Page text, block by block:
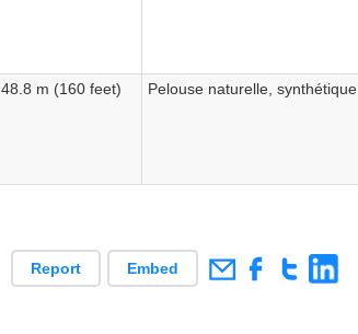
48.8 m (160 feet) Pelouse naturelle, synthétique
Report Embed